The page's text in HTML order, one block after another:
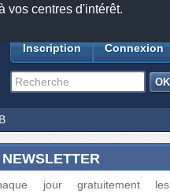
vos centres d'intérêt.
-498lecteurs connectés
Inscription Connexion
NEWSLETTER
jour gratuitement les